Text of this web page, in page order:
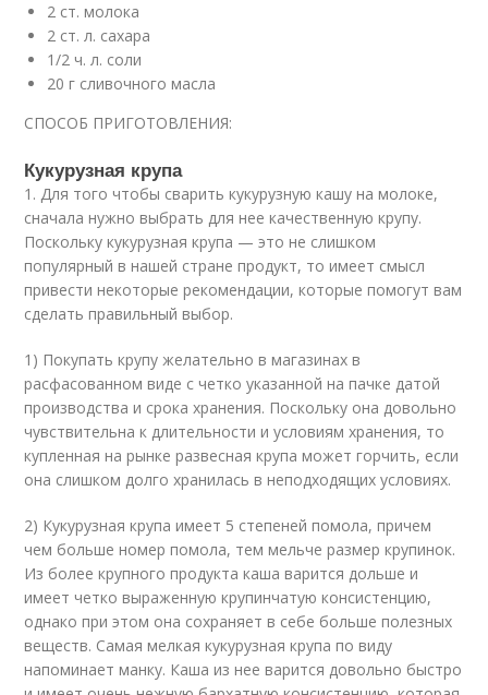
2 ст. молока
2 ст. л. сахара
1/2 ч. л. соли
20 г сливочного масла
СПОСОБ ПРИГОТОВЛЕНИЯ:
Кукурузная крупа
1. Для того чтобы сварить кукурузную кашу на молоке,
сначала нужно выбрать для нее качественную крупу.
Поскольку кукурузная крупа — это не слишком
популярный в нашей стране продукт, то имеет смысл
привести некоторые рекомендации, которые помогут вам
сделать правильный выбор.
1) Покупать крупу желательно в магазинах в
расфасованном виде с четко указанной на пачке датой
производства и срока хранения. Поскольку она довольно
чувствительна к длительности и условиям хранения, то
купленная на рынке развесная крупа может горчить, если
она слишком долго хранилась в неподходящих условиях.
2) Кукурузная крупа имеет 5 степеней помола, причем
чем больше номер помола, тем мельче размер крупинок.
Из более крупного продукта каша варится дольше и
имеет четко выраженную крупинчатую консистенцию,
однако при этом она сохраняет в себе больше полезных
веществ. Самая мелкая кукурузная крупа по виду
напоминает манку. Каша из нее варится довольно быстро